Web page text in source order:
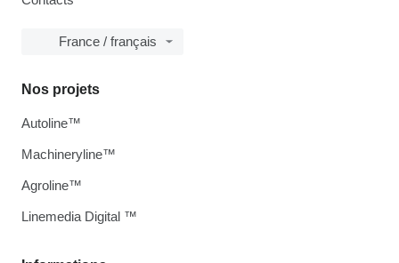
France / français
Nos projets
Autoline™
Machineryline™
Agroline™
Linemedia Digital ™